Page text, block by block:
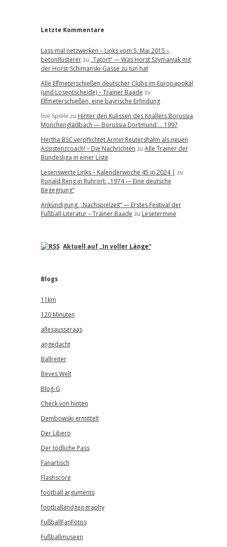
Letzte Kommentare
Lass mal netzwerken – Links vom 5. Mai 2015 –
betonflüstererzu „Tatort“ — Was Horst Szymaniak mit
der Horst-Schimanski-Gasse zu tun hat
Alle Elfmeterschießen deutscher Clubs im Europapokal
(und Losentscheide) – Trainer Baade zu
Elfmeterschießen, eine bayrische Erfindung
live Spiele zu Hinter den Kulissen des Knallers Borussia
Mönchengladbach — Borussia Dortmund … 1997
Hertha BSC verpflichtet Armin Reutershahn als neuen
Assistenzcoach! – Die Nachrichten zu Alle Trainer der
Bundesliga in einer Liste
Lesenswerte Links – Kalenderwoche 45 in 2024 | zu
Ronald Reng in Ruhrort: „1974 — Eine deutsche
Begegnung“
Ankündigung: „Nachspielzeit“ — Erstes Festival der
Fußball-Literatur – Trainer Baade zu Lesetermine
Aktuell auf „In voller Länge“
Blogs
11km
120 Minuten
allesausseraas
angedacht
Ballreiter
Beves Welt
Blog-G
Check von hinten
Dembowski ermittelt
Der Libero
Der tödliche Pass
Fanartisch
Flashscore
football arguments
footballandgeography
FußballFanFotos
Fußballmuseen